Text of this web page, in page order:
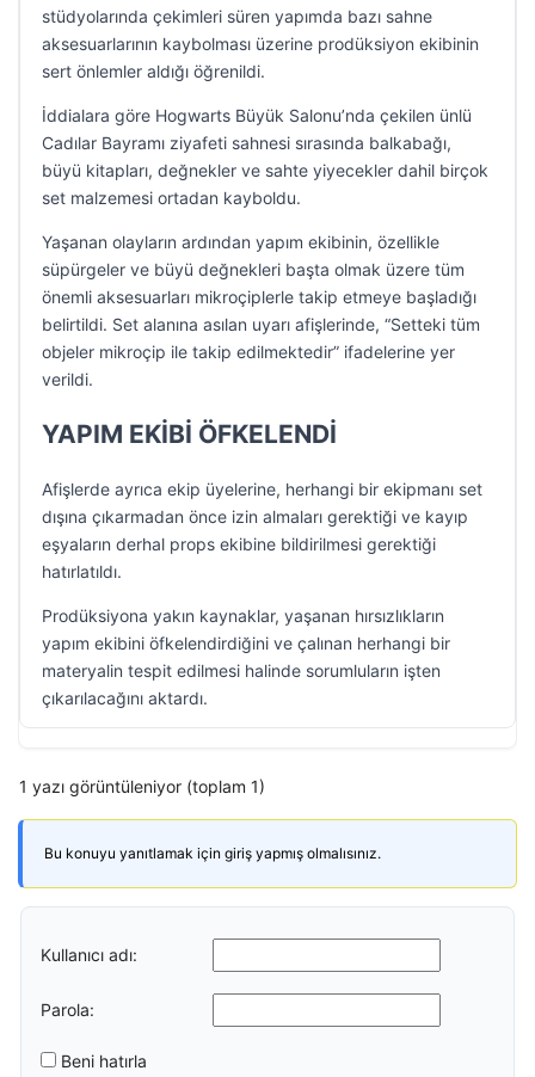
stüdyolarında çekimleri süren yapımda bazı sahne
aksesuarlarının kaybolması üzerine prodüksiyon ekibinin
sert önlemler aldığı öğrenildi.
İddialara göre Hogwarts Büyük Salonu’nda çekilen ünlü
Cadılar Bayramı ziyafeti sahnesi sırasında balkabağı,
büyü kitapları, değnekler ve sahte yiyecekler dahil birçok
set malzemesi ortadan kayboldu.
Yaşanan olayların ardından yapım ekibinin, özellikle
süpürgeler ve büyü değnekleri başta olmak üzere tüm
önemli aksesuarları mikroçiplerle takip etmeye başladığı
belirtildi. Set alanına asılan uyarı afişlerinde, “Setteki tüm
objeler mikroçip ile takip edilmektedir” ifadelerine yer
verildi.
YAPIM EKİBİ ÖFKELENDİ
Afişlerde ayrıca ekip üyelerine, herhangi bir ekipmanı set
dışına çıkarmadan önce izin almaları gerektiği ve kayıp
eşyaların derhal props ekibine bildirilmesi gerektiği
hatırlatıldı.
Prodüksiyona yakın kaynaklar, yaşanan hırsızlıkların
yapım ekibini öfkelendirdiğini ve çalınan herhangi bir
materyalin tespit edilmesi halinde sorumluların işten
çıkarılacağını aktardı.
1 yazı görüntüleniyor (toplam 1)
Bu konuyu yanıtlamak için giriş yapmış olmalısınız.
Kullanıcı adı:
Parola:
Beni hatırla